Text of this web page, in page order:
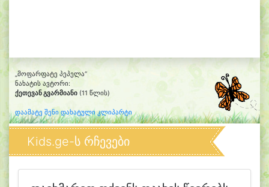
„მოფარფატე პეპელა“
ნახატის ავტორი:
ქეთევან გვარმიანი (11 წლის)
დაამატე შენი დახატული კლიპარტი
Kids.ge-ს რჩევები